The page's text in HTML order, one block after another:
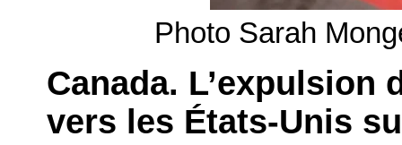
Photo Sarah
Canada. L’expulsion
vers les États-Unis